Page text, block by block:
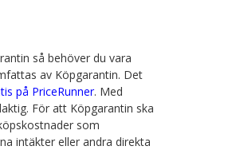
så behöver du vara
av Köpgarantin. Det
på PriceRunner. Med
För att Köpgarantin ska
som
intäkter eller andra direkta